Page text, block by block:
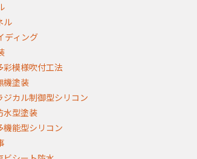
ル
ディング
彩模様吹付工法
機塗装
ジカル制御型シリコン
水型塗装
機能型シリコン